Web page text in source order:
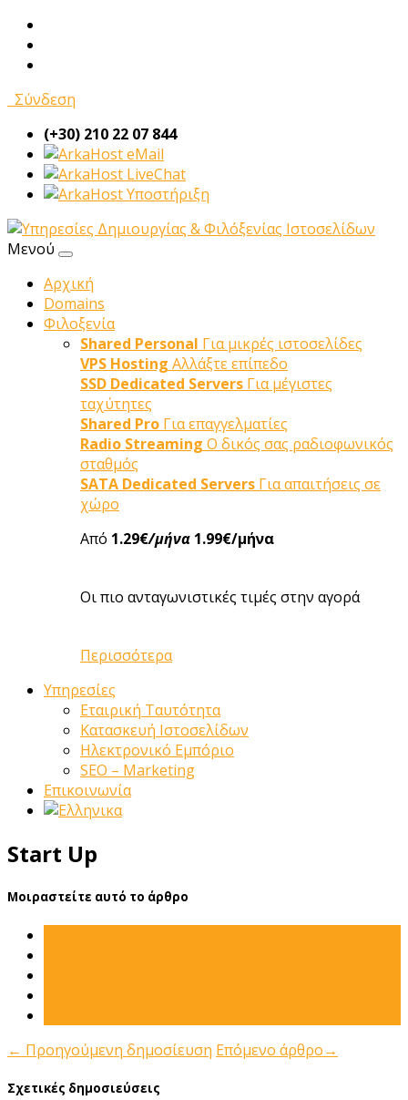
Σύνδεση
(+30) 210 22 07 844
eMail
LiveChat
Υποστήριξη
Μενού
Αρχική
Domains
Φιλοξενία
Shared Personal Για μικρές ιστοσελίδες
VPS Hosting Αλλάξτε επίπεδο
SSD Dedicated Servers Για μέγιστες
ταχύτητες
Shared Pro Για επαγγελματίες
Radio Streaming Ο δικός σας ραδιοφωνικός
σταθμός
SATA Dedicated Servers Για απαιτήσεις σε
χώρο
Από 1.29€/μήνα 1.99€/μήνα
Οι πιο ανταγωνιστικές τιμές στην αγορά
Περισσότερα
Υπηρεσίες
Εταιρική Ταυτότητα
Κατασκευή Ιστοσελίδων
Ηλεκτρονικό Εμπόριο
SEO – Marketing
Επικοινωνία
Start Up
Μοιραστείτε αυτό το άρθρο
← Προηγούμενη δημοσίευση Επόμενο άρθρο→
Σχετικές δημοσιεύσεις